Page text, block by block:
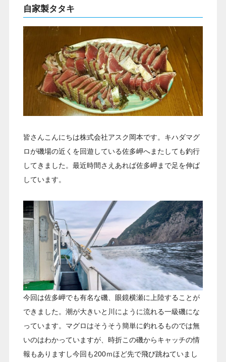
自家製タタキ
皆さんこんにちは株式会社アスク岡本です。キハダマグ
ロが磯場の近くを回遊している佐多岬へまたしても釣行
してきました。最近時間さえあれば佐多岬まで足を伸ば
しています。
今回は佐多岬でも有名な磯、眼鏡横瀬に上陸することが
できました。潮が大きいと川にように流れる一級磯にな
っています。マグロはそうそう簡単に釣れるものでは無
いのはわかっていますが、時折この磯からキャッチの情
報もありますし今回も200ｍほど先で飛び跳ねていまし